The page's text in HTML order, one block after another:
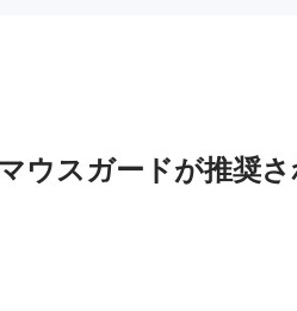
ウスガードが推奨さ